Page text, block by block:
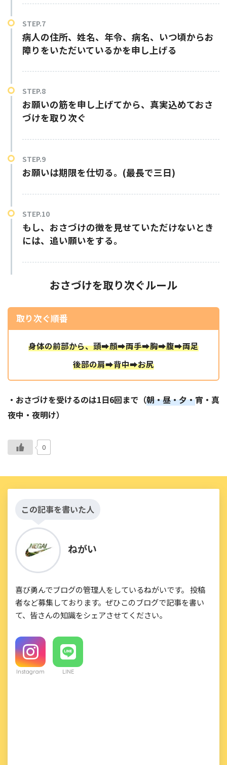
病人の住所、姓名、年令、病名、いつ頃からお
障りをいただいているかを申し上げる
お願いの筋を申し上げてから、真実込めておさ
づけを取り次ぐ
お願いは期限を仕切る。(最長で三日)
もし、おさづけの徴を見せていただけないとき
には、追い願いをする。
おさづけを取り次ぐルール
取り次ぐ順番
身体の前部から、頭➡顔➡両手➡胸➡腹➡両足
後部の肩➡背中➡お尻
・おさづけを受けるのは1日6回まで（朝・昼・夕・宵・真
夜中・夜明け）
0
この記事を書いた人
ねがい
喜び勇んでブログの管理人をしているねがいです。 投稿
者など募集しております。ぜひこのブログで記事を書い
て、皆さんの知識をシェアさせてください。
Instagram LINE